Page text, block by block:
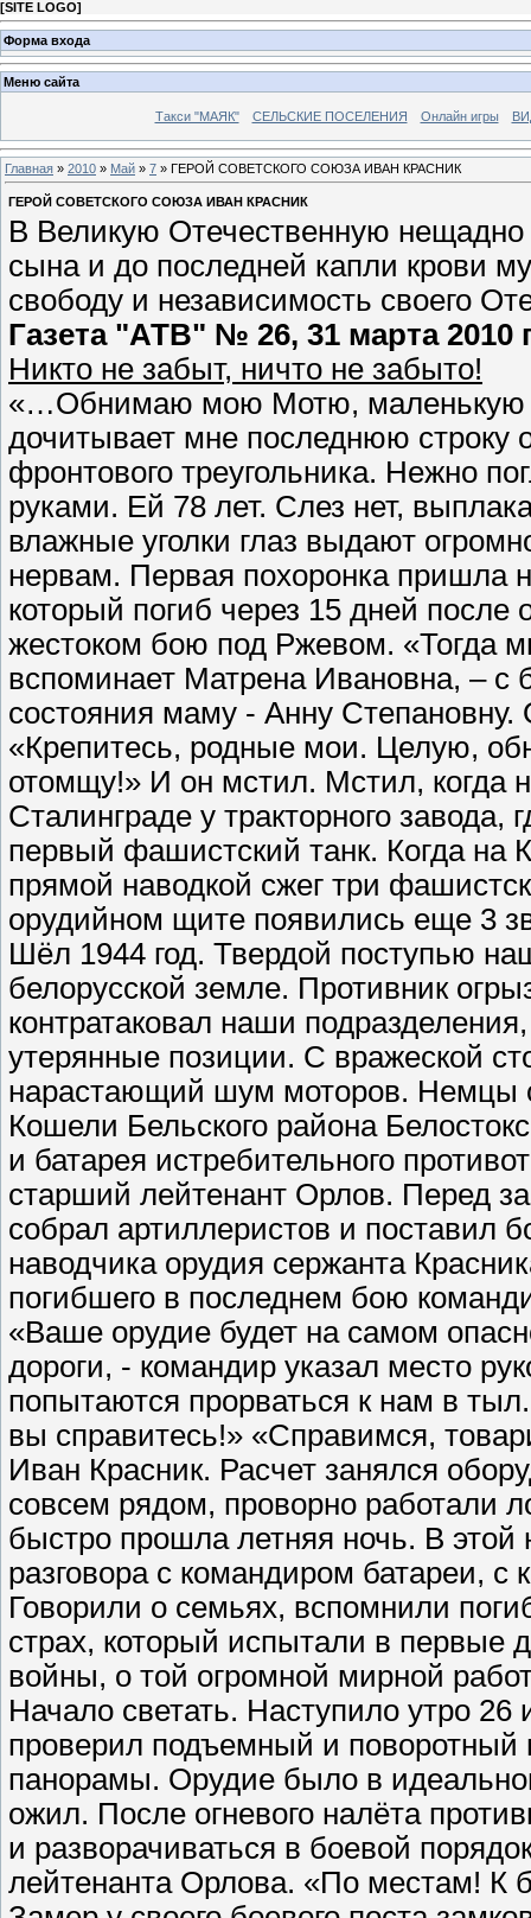
[SITE LOGO]
Форма входа
Меню сайта
Такси "МАЯК" СЕЛЬСКИЕ ПОСЕЛЕНИЯ Онлайн игры
Главная » 2010 » Май » 7 » ГЕРОЙ СОВЕТСКОГО СОЮЗА ИВАН КРАСНИК
ГЕРОЙ СОВЕТСКОГО СОЮЗА ИВАН КРАСНИК
В Великую Отечественную
сына и до последней капли крови
свободу и независимость своего
Газета "АТВ" № 26, 31 марта 2010
Никто не забыт, ничто не забыто!
«…Обнимаю мою Мотю, маленькую
дочитывает мне последнюю строку
фронтового треугольника. Нежно
руками. Ей 78 лет. Слез нет,
влажные уголки глаз выдают
нервам. Первая похоронка пришла
который погиб через 15 дней
жестоком бою под Ржевом. «Тогда
вспоминает Матрена Ивановна, – с
состояния маму - Анну
«Крепитесь, родные мои. Целую,
отомщу!» И он мстил. Мстил, когда
Сталинграде у тракторного
первый фашистский танк. Когда на
прямой наводкой сжег три
орудийном щите появились еще 3
Шёл 1944 год. Твердой поступью
белорусской земле. Противник
контратаковал наши
утерянные позиции. С вражеской
нарастающий шум моторов. Немцы
Кошели Бельского района
и батарея истребительного
старший лейтенант Орлов. Перед
собрал артиллеристов и поставил
наводчика орудия сержанта
погибшего в последнем бою
«Ваше орудие будет на самом
дороги, - командир указал место
попытаются прорваться к нам в
вы справитесь!» «Справимся,
Иван Красник. Расчет занялся
совсем рядом, проворно работали
быстро прошла летняя ночь. В
разговора с командиром батареи,
Говорили о семьях, вспомнили
страх, который испытали в первые
войны, о той огромной мирной
Начало светать. Наступило утро
проверил подъемный и поворотный
панорамы. Орудие было в
ожил. После огневого налёта
и разворачиваться в боевой
лейтенанта Орлова. «По местам! К